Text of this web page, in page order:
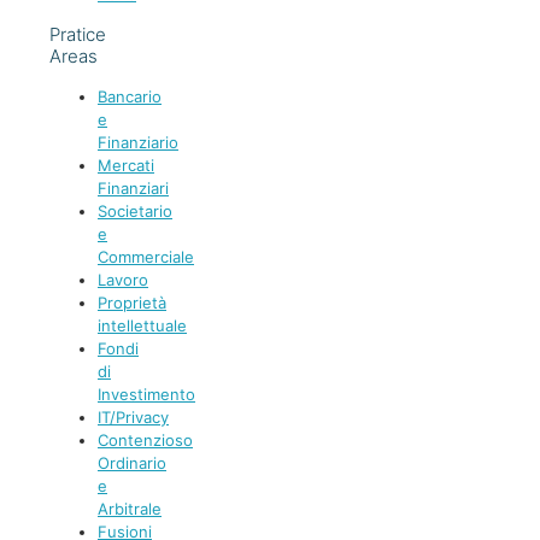
Pratice
Areas
Bancario
e
Finanziario
Mercati
Finanziari
Societario
e
Commerciale
Lavoro
Proprietà
intellettuale
Fondi
di
Investimento
IT/Privacy
Contenzioso
Ordinario
e
Arbitrale
Fusioni